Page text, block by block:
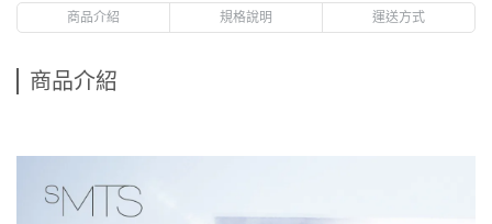
商品介紹 規格說明 運送方式
商品介紹